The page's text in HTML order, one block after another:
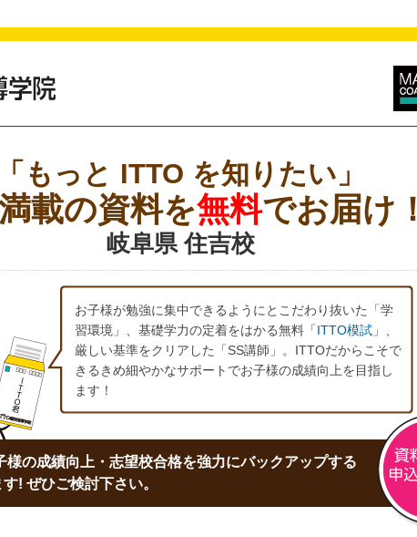
「もっと ITTO を知りたい」
載の資料を無料でお届け！
岐阜県 住吉校
お子様が勉強に集中できるようにとこだわり抜いた「学
習環境」、基礎学力の定着をはかる無料「ITTO模試 」、
厳しい基準をクリアした「SS講師」。ITTOだからこそで
きるきめ細やかなサポートでお子様の成績向上を目指し
ます！
様の成績向上・志望校合格を強力にバックアップする
! ぜひご検討下さい。